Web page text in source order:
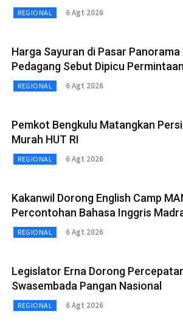
REGIONAL 6 Agt 2026
Harga Sayuran di Pasar
Pedagang Sebut Dipicu
REGIONAL 6 Agt 2026
Pemkot Bengkulu Matangkan
Murah HUT RI
REGIONAL 6 Agt 2026
Kakanwil Dorong English Camp
Percontohan Bahasa Inggris
REGIONAL 6 Agt 2026
Legislator Erna Dorong
Swasembada Pangan Nasional
REGIONAL 6 Agt 2026